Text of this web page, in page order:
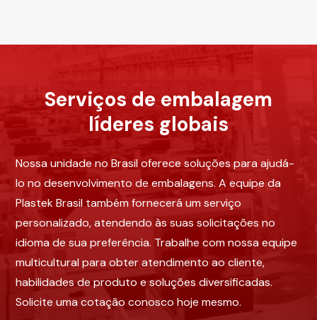
Serviços de embalagem
líderes globais
Nossa unidade no Brasil oferece soluções para ajudá-
lo no desenvolvimento de embalagens. A equipe da
Plastek Brasil também fornecerá um serviço
personalizado, atendendo às suas solicitações no
idioma de sua preferência. Trabalhe com nossa equipe
multicultural para obter atendimento ao cliente,
habilidades de produto e soluções diversificadas.
Solicite uma cotação conosco hoje mesmo.